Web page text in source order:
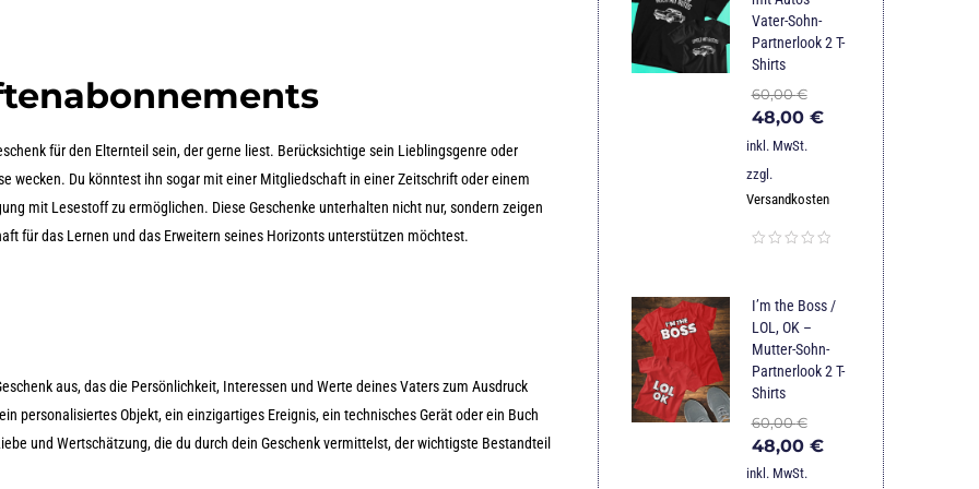
für den Elternteil sein, der gerne liest. Berücksichtige sein Lieblingsgenre oder
wecken. Du könntest ihn sogar mit einer Mitgliedschaft in einer Zeitschrift oder einem
mit Lesestoff zu ermöglichen. Diese Geschenke unterhalten nicht nur, sondern zeigen
für das Lernen und das Erweitern seines Horizonts unterstützen möchtest.
aus, das die Persönlichkeit, Interessen und Werte deines Vaters zum Ausdruck
personalisiertes Objekt, ein einzigartiges Ereignis, ein technisches Gerät oder ein Buch
und Wertschätzung, die du durch dein Geschenk vermittelst, der wichtigste Bestandteil
Vater-Sohn-
Partnerlook 2 T-
Shirts
60,00€
48,00 €
inkl. MwSt.
zzgl.
Versandkosten
I’m the Boss /
LOL, OK –
Mutter-Sohn-
Partnerlook 2 T-
Shirts
60,00€
48,00 €
inkl. MwSt.